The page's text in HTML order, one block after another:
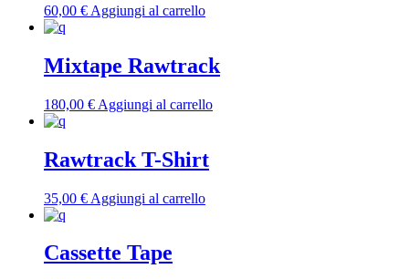
60,00 € Aggiungi al carrello
Mixtape Rawtrack
180,00 € Aggiungi al carrello
Rawtrack T-Shirt
35,00 € Aggiungi al carrello
Cassette Tape